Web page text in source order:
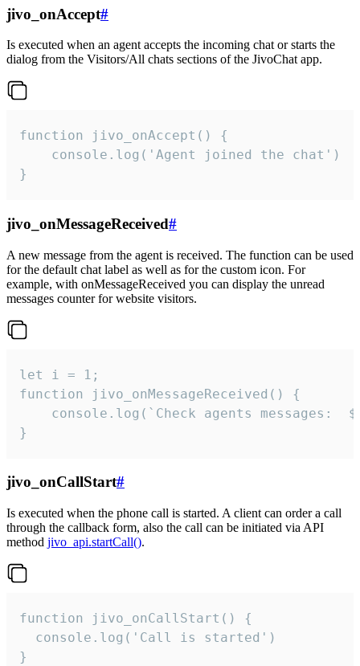
jivo_onAccept#
Is executed when an agent accepts the incoming chat or starts the
dialog from the Visitors/All chats sections of the JivoChat app.
function jivo_onAccept() {
}
jivo_onMessageReceived#
A new message from the agent is received. The function can be used
for the default chat label as well as for the custom icon. For
example, with onMessageReceived you can display the unread
messages counter for website visitors.
let i = 1;
function jivo_onMessageReceived() {
}
jivo_onCallStart#
Is executed when the phone call is started. A client can order a call
through the callback form, also the call can be initiated via API
method jivo_api.startCall().
function jivo_onCallStart() {
  console.log('Call is started')
}